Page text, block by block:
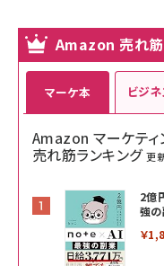
Amazon 売れ筋
マーケ本
Amazon マーケティ
売れ筋ランキング 更
2億
強の
￥
ビジ